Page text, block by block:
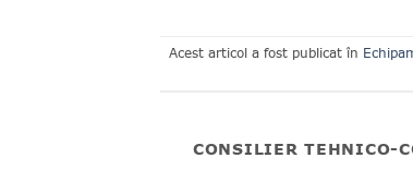
Acest articol a fost publicat în
CONSILIER TEHNICO-